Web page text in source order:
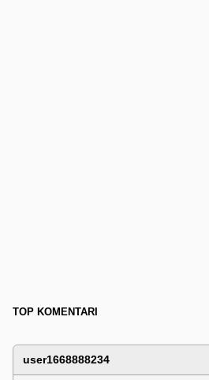
TOP KOMENTARI
user1668888234